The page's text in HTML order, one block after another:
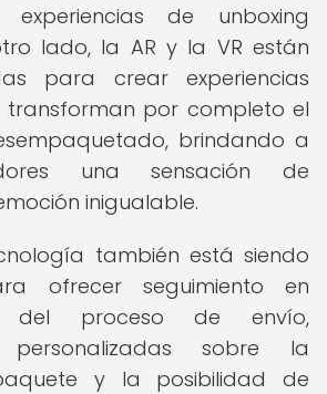
de unboxing
lado, la AR y la VR están
para crear experiencias
transforman por completo el
brindando a
una sensación de
inigualable.
también está siendo
ofrecer seguimiento en
del proceso de envío,
personalizadas sobre la
y la posibilidad de